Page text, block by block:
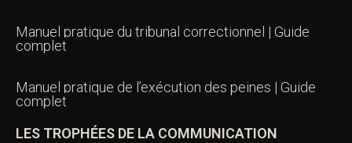
Manuel pratique du tribunal correctionnel | Guide
complet
Manuel pratique de l’exécution des peines | Guide
complet
LES TROPHÉES DE LA COMMUNICATION